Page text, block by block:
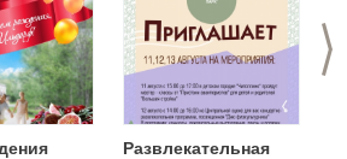
>
Развлекательная